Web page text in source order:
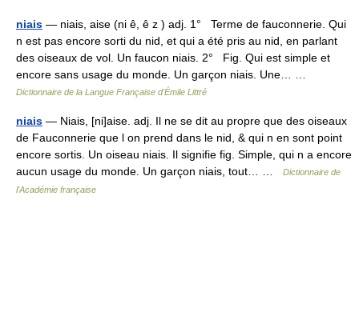
niais — niais, aise (ni ê, ê z ) adj. 1° Terme de fauconnerie. Qui
n est pas encore sorti du nid, et qui a été pris au nid, en parlant
des oiseaux de vol. Un faucon niais. 2° Fig. Qui est simple et
encore sans usage du monde. Un garçon niais. Une… …
Dictionnaire de la Langue Française d'Émile Littré
niais — Niais, [ni]aise. adj. Il ne se dit au propre que des oiseaux
de Fauconnerie que l on prend dans le nid, & qui n en sont point
encore sortis. Un oiseau niais. Il signifie fig. Simple, qui n a encore
aucun usage du monde. Un garçon niais, tout… …
Dictionnaire de
l'Académie française